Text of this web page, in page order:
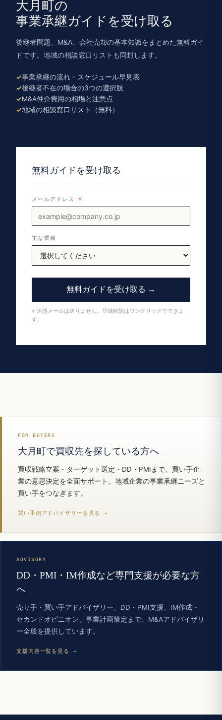
大月町の
事業承継ガイドを受け取る
後継者問題、M&A、会社売却の基本知識をまとめた無料ガイ
ドです。地域の相談窓口リストも同封します。
事業承継の流れ・スケジュール早見表
後継者不在の場合の3つの選択肢
M&A仲介費用の相場と注意点
地域の相談窓口リスト（無料）
無料ガイドを受け取る
メールアドレス *
主な業種
無料ガイドを受け取る →
※ 迷惑メールは送りません。登録解除はワンクリックでできま
す。
FOR BUYERS
大月町で買収先を探している方へ
買収戦略立案・ターゲット選定・DD・PMIまで、買い手企
業の意思決定を全面サポート。地域企業の事業承継ニーズと
買い手をつなぎます。
買い手側アドバイザリーを見る →
ADVISORY
DD・PMI・IM作成など専門支援が必要な方
へ
売り手・買い手アドバイザリー、DD・PMI支援、IM作成・
セカンドオピニオン、事業計画策定まで、M&Aアドバイザリ
ー全般を提供しています。
支援内容一覧を見る →